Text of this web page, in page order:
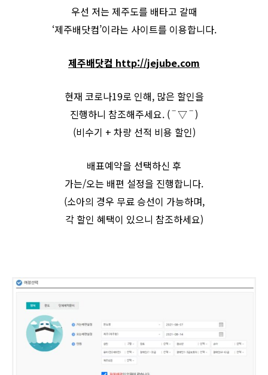
우선 저는 제주도를 배타고 갈때
‘제주배닷컴’이라는 사이트를 이용합니다.
제주배닷컴 http://jejube.com
현재 코로나19로 인해, 많은 할인을
진행하니 참조해주세요. ( ‾ ▽ ‾ )
(비수기 + 차량 선적 비용 할인)
배표예약을 선택하신 후
가는/오는 배편 설정을 진행합니다.
(소아의 경우 무료 승선이 가능하며,
각 할인 혜택이 있으니 참조하세요)